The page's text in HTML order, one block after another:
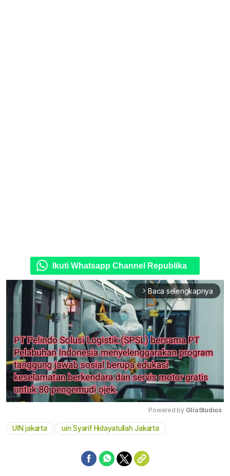
Ikuti Whatsapp Channel Republika
arrow_forward_ios Baca selengkapnya
Powered by GliaStudios
UIN jakarta uin Syarif Hidayatullah Jakarta